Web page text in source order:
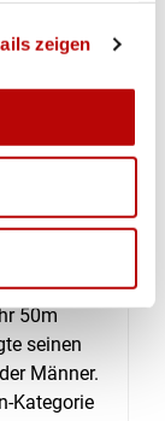
zeigen
in
Bettina
50m
seinen
Männer.
Kategorie